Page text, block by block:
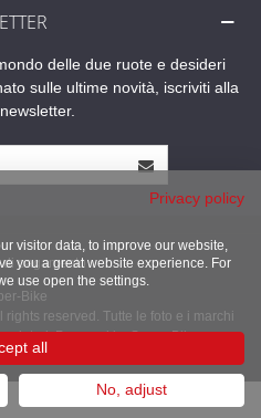
delle due ruote e desideri
sulle ultime novità, iscriviti alla
Bike
reserved. Tutte le foto e i marchi
Powered by Super-Bike
Privacy policy
visitor data, to improve our website,
you a great website experience. For
use open the settings.
all
No, adjust